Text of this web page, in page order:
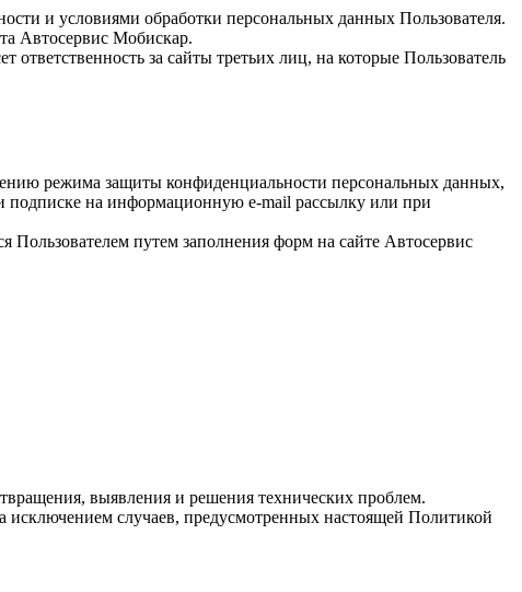
и условиями обработки персональных данных Пользователя.
Автосервис Мобискар.
за сайты третьих лиц, на которые Пользователь
режима защиты конфиденциальности персональных данных,
подписке на информационную e-mail рассылку или при
путем заполнения форм на сайте Автосервис
выявления и решения технических проблем.
случаев, предусмотренных настоящей Политикой